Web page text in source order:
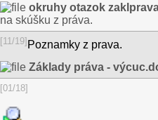
okruhy otazok
na skúšku z práva.
[11/19] Poznamky z prava.
Základy práva -
[01/18]